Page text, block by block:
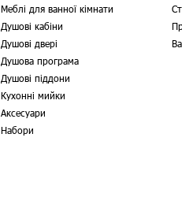
Меблі для ванної кімнати
Душові кабіни
Душові двері
Душова програма
Душові піддони
Кухонні мийки
Аксесуари
Набори